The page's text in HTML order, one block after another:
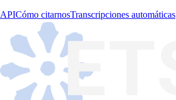
APICómo citarnosTranscripciones automáticas